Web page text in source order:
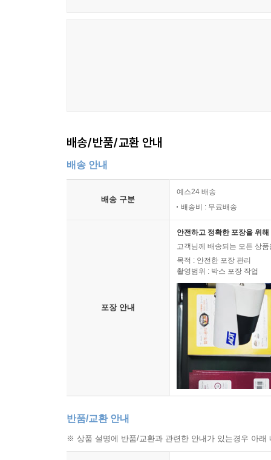
배송/반품/교환 안내
배송 안내
배송 구분
예스24 배송
배송비 : 무료배송
포장 안내
안전하고 정확한 포장을 위
고객님께 배송되는 모든 상
목적 : 안전한 포장 관리
촬영범위 : 박스 포장 작업
반품/교환 안내
※ 상품 설명에 반품/교환과 관련한 안내가 있는경우 아